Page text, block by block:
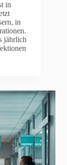
in
in
jährlich